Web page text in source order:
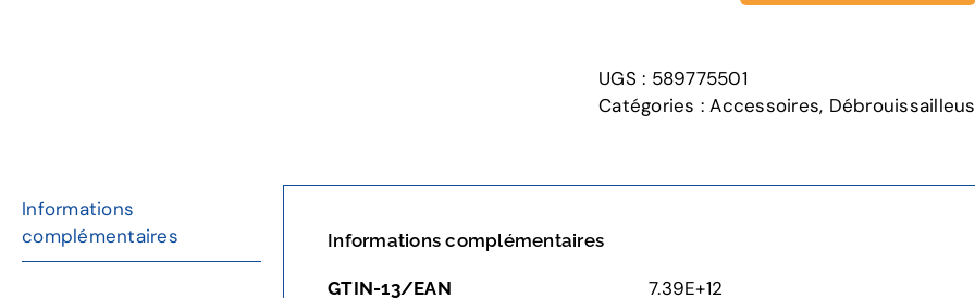
BROYEUR
UGS : 589775501
Catégories :Accessoires,
Informations
complémentaires
Informations complémentaires
GTIN-13/EAN 7.39E+12